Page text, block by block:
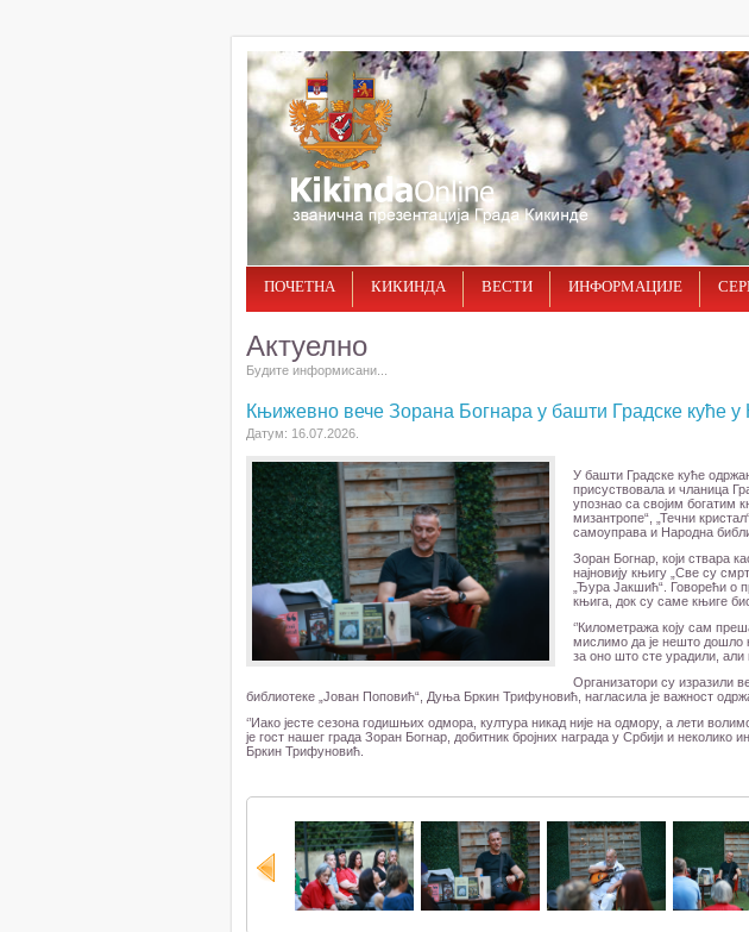
ПОЧЕТНА КИКИНДА ВЕСТИ ИНФОРМАЦИЈЕ
Актуелно
Будите информисани...
Књижевно вече Зорана Богнара у башти Градске куће у
Датум: 16.07.2026.
У башти Градске куће
присуствовала и чланица
упознао са својим богатим
мизантропе“, „Течни
самоуправа и Народна
Зоран Богнар, који ствара
најновију књигу „Све су
„Ђура Јакшић“. Говорећи о
књига, док су саме књиге
‘’Километража коју сам
мислимо да је нешто дошло
за оно што сте урадили, али
Организатори су изразили
библиотеке „Јован Поповић“, Дуња Бркин Трифуновић, нагласила је важност
‘’Иако јесте сезона годишњих одмора, култура никад није на одмору, а лети
је гост нашег града Зоран Богнар, добитник бројних награда у Србији и
Бркин Трифуновић.